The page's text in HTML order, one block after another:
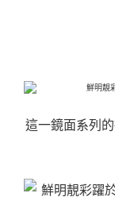
這一鏡面系列